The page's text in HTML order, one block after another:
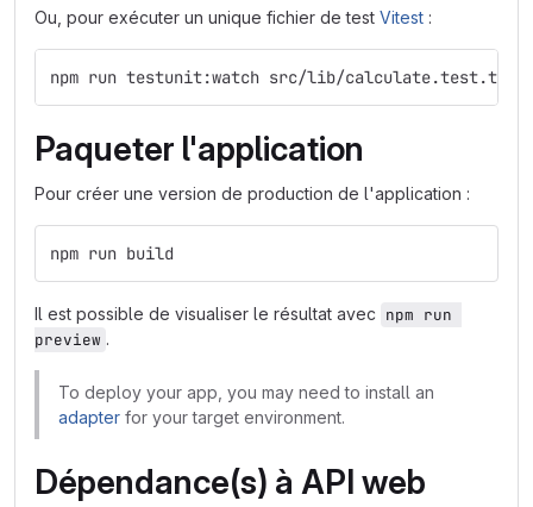
Ou, pour exécuter un unique fichier de test Vitest :
npm run testunit:watch src/lib/calculate.test.ts
Paqueter l'application
Pour créer une version de production de l'application :
npm run build
Il est possible de visualiser le résultat avec npm run
preview .
To deploy your app, you may need to install an
adapter for your target environment.
Dépendance(s) à API web